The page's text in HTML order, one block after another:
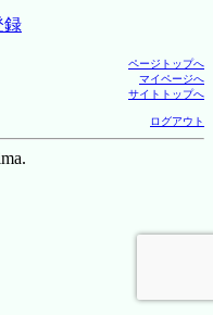
録
ページトップへ
マイページへ
サイトトップへ
ログアウト